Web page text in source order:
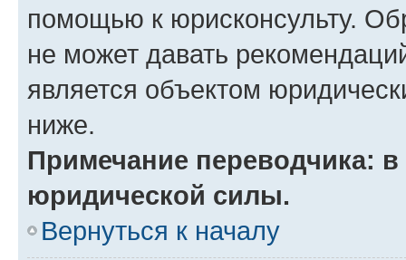
помощью к юрисконсульту.
не может давать
является объектом
ниже.
Примечание переводчика:
юридической силы.
Вернуться к началу